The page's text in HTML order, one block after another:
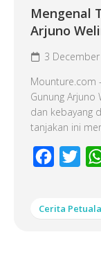
Mengenal
Arjuno
3
Mounture.com
Gunung Arjuno
dan kebayang
tanjakan ini
Cerita